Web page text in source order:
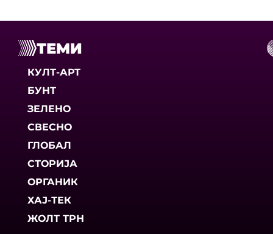
ТЕМИ
КУЛТ-АРТ
БУНТ
ЗЕЛЕНО
СВЕСНО
ГЛОБАЛ
СТОРИЈА
ОРГАНИК
ХАЈ-ТЕК
ЖОЛТ ТРН